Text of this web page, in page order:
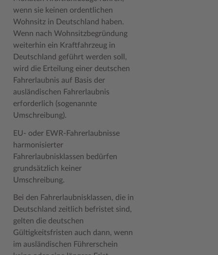
#MeinStormarn
Karrieretag
wenn sie keinen ordentlichen
Wohnsitz in Deutschland haben.
Wenn nach Wohnsitzbegründung
weiterhin ein Kraftfahrzeug in
Deutschland geführt werden soll,
wird die Erteilung einer deutschen
Fahrerlaubnis auf Basis der
ausländischen Fahrerlaubnis
erforderlich (sogenannte
Umschreibung).
EU- oder EWR-Fahrerlaubnisse
harmonisierter
Fahrerlaubnisklassen bedürfen
grundsätzlich keiner
Umschreibung.
Bei den Fahrerlaubnisklassen, die in
Deutschland zeitlich befristet sind,
gelten die deutschen
Gültigkeitsfristen auch dann, wenn
im ausländischen Führerschein